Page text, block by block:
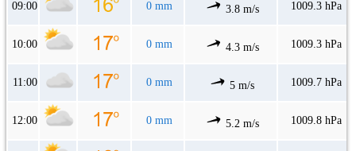
09:00 0 mm 3.8 m/s 1009.3 hPa
10:00 0 mm 4.3 m/s 1009.3 hPa
11:00 0 mm 5 m/s 1009.7 hPa
12:00 0 mm 5.2 m/s 1009.8 hPa